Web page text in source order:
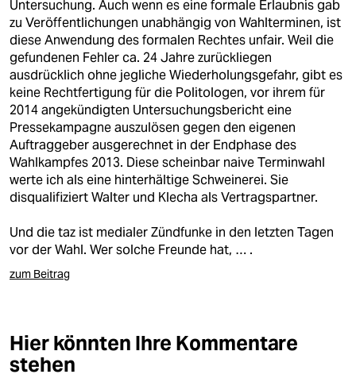
Untersuchung. Auch wenn es eine formale Erlaubnis gab
zu Veröffentlichungen unabhängig von Wahlterminen, ist
diese Anwendung des formalen Rechtes unfair. Weil die
gefundenen Fehler ca. 24 Jahre zurückliegen
ausdrücklich ohne jegliche Wiederholungsgefahr, gibt es
keine Rechtfertigung für die Politologen, vor ihrem für
2014 angekündigten Untersuchungsbericht eine
Pressekampagne auszulösen gegen den eigenen
Auftraggeber ausgerechnet in der Endphase des
Wahlkampfes 2013. Diese scheinbar naive Terminwahl
werte ich als eine hinterhältige Schweinerei. Sie
disqualifiziert Walter und Klecha als Vertragspartner.
Und die taz ist medialer Zündfunke in den letzten Tagen
vor der Wahl. Wer solche Freunde hat, … .
zum Beitrag
Hier könnten Ihre Kommentare
stehen